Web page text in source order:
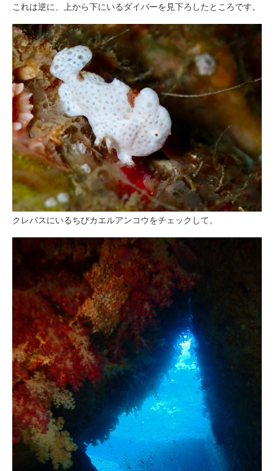
これは逆に、上から下にいるダイバーを見下ろしたところです。
クレバスにいるちびカエルアンコウをチェックして。